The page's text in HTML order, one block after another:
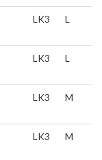
LK3 L
LK3 L
LK3 M
LK3 M